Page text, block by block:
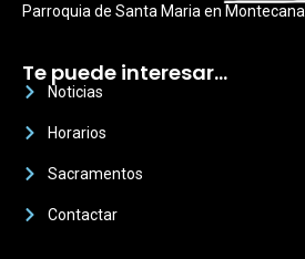
Parroquia de Santa Maria en Montecanal.
Te puede interesar…
Noticias
Horarios
Sacramentos
Contactar